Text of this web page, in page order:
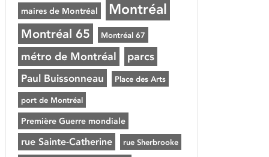
maires de Montréal Montréal
Montréal 65 Montréal 67
métro de Montréal parcs
Paul Buissonneau Place des Arts
port de Montréal
Première Guerre mondiale
rue Sainte-Catherine rue Sherbrooke